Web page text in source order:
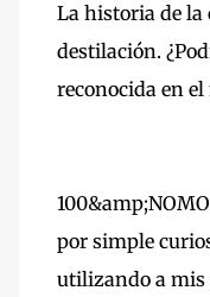
La historia de la
destilación.
reconocida en el
por simple
utilizando a mis